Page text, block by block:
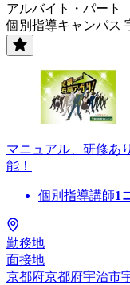
アルバイト・パート
個別指導キャンパス
マニュアル、研修あ
能！
個別指導講師1
勤務地
面接地
京都府京都府宇治市